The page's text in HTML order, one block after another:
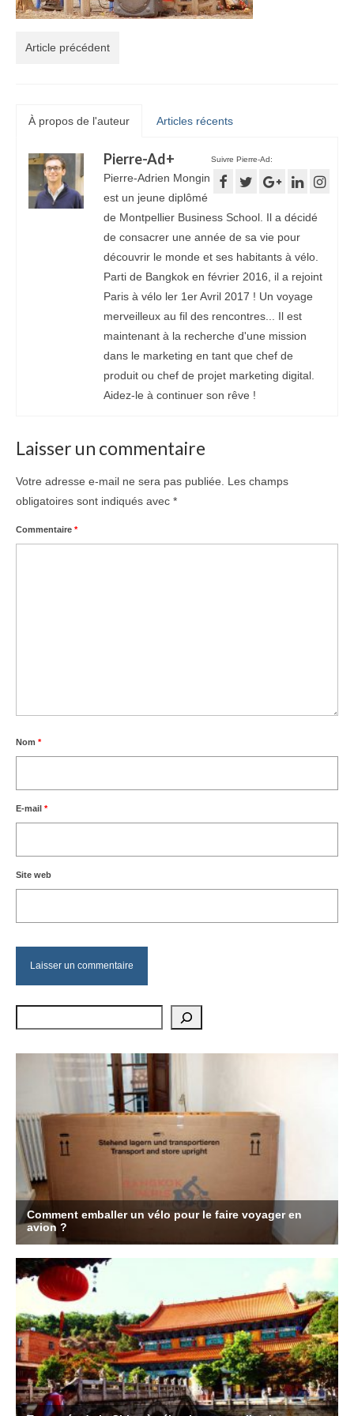
Article précédent
À propos de l'auteur Articles récents
Suivre Pierre-Ad:
Pierre-Ad+
Pierre-Adrien Mongin
est un jeune diplômé
de Montpellier Business School. Il a décidé
de consacrer une année de sa vie pour
découvrir le monde et ses habitants à vélo.
Parti de Bangkok en février 2016, il a rejoint
Paris à vélo ler 1er Avril 2017 ! Un voyage
merveilleux au fil des rencontres... Il est
maintenant à la recherche d'une mission
dans le marketing en tant que chef de
produit ou chef de projet marketing digital.
Aidez-le à continuer son rêve !
Laisser un commentaire
Votre adresse e-mail ne sera pas publiée.
Les champs
obligatoires sont indiqués avec *
Commentaire *
Nom *
E-mail *
Site web